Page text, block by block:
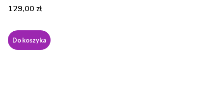
Cena
129,00 zł
Do koszyka